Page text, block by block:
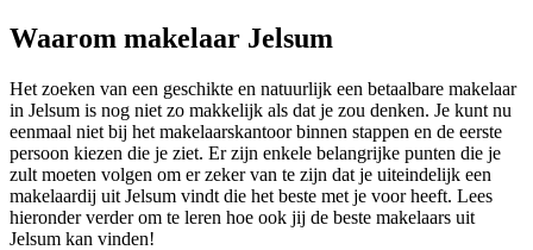
Waarom makelaar Jelsum
Het zoeken van een geschikte en natuurlijk een betaalbare makelaar
in Jelsum is nog niet zo makkelijk als dat je zou denken. Je kunt nu
eenmaal niet bij het makelaarskantoor binnen stappen en de eerste
persoon kiezen die je ziet. Er zijn enkele belangrijke punten die je
zult moeten volgen om er zeker van te zijn dat je uiteindelijk een
makelaardij uit Jelsum vindt die het beste met je voor heeft. Lees
hieronder verder om te leren hoe ook jij de beste makelaars uit
Jelsum kan vinden!